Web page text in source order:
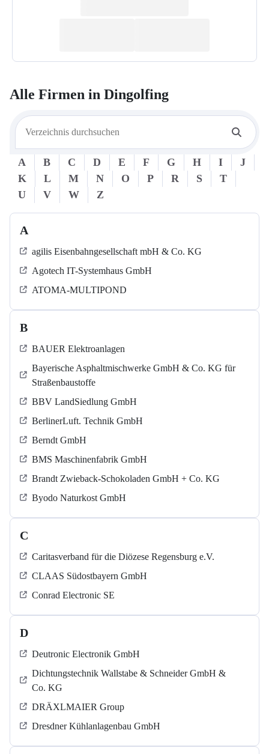
Alle Firmen in Dingolfing
A B C D E F G H I
J
K
L M N O P R S
T
U
V W Z
A
agilis Eisenbahngesellschaft mbH & Co. KG
Agotech IT-Systemhaus GmbH
ATOMA-MULTIPOND
B
BAUER Elektroanlagen
Bayerische Asphaltmischwerke GmbH & Co. KG für
Straßenbaustoffe
BBV LandSiedlung GmbH
BerlinerLuft. Technik GmbH
Berndt GmbH
BMS Maschinenfabrik GmbH
Brandt Zwieback-Schokoladen GmbH + Co. KG
Byodo Naturkost GmbH
C
Caritasverband für die Diözese Regensburg e.V.
CLAAS Südostbayern GmbH
Conrad Electronic SE
D
Deutronic Electronik GmbH
Dichtungstechnik Wallstabe & Schneider GmbH &
Co. KG
DRÄXLMAIER Group
Dresdner Kühlanlagenbau GmbH